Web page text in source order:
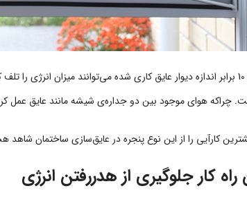
استفاده از پنچره‌های تک جداره 10 برابر اندازه دیوار عایق کاری شده
هوای موجود بین دو جداره‌ی شیشه مانند عایق عمل
را از این نوع پنجره در عایق‌سازی ساختمان شاهد هستید که بین دو دیواره 15
کار جلوگیری از هدررفتن انرژی